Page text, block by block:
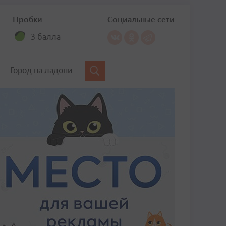
Пробки
3 балла
Социальные сети
Город на ладони